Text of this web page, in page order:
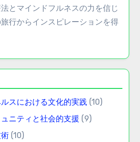
とマインドフルネスの力を信じ
行からインスピレーションを得
スにおける文化的実践 (10)
ニティと社会的支援 (9)
(10)